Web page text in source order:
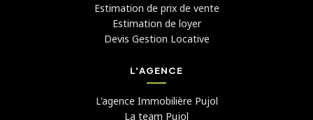
Estimation de prix de vente
Estimation de loyer
Devis Gestion Locative
L'AGENCE
L'agence Immobilière Pujol
La team Pujol